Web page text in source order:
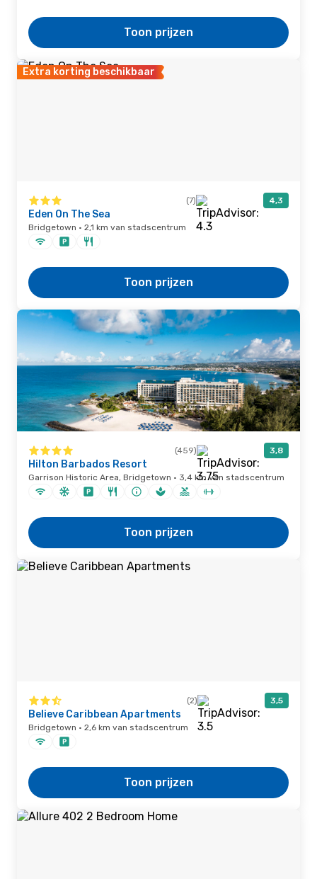
Toon prijzen
Extra korting beschikbaar
(7) 4,3
Eden On The Sea
Bridgetown · 2,1 km van stadscentrum
Toon prijzen
(459) 3,8
Hilton Barbados Resort
Garrison Historic Area, Bridgetown · 3,4 km van stadscentrum
Toon prijzen
(2) 3,5
Believe Caribbean Apartments
Bridgetown · 2,6 km van stadscentrum
Toon prijzen